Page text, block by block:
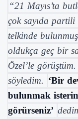
“21 Mayıs’ta
çok sayıda partili
telkinde
oldukça geç bir
Özel’le
söyledim. ‘Bir
bulunmak
görürseniz’